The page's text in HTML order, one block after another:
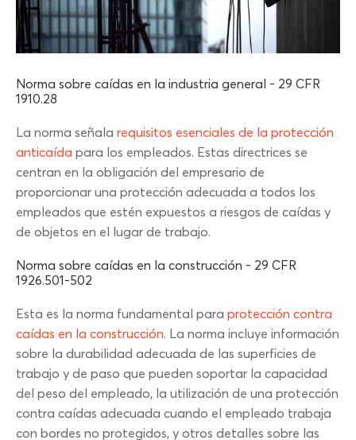
Norma sobre caídas en la industria general - 29 CFR
1910.28
La norma señala requisitos esenciales de la protección
anticaída para los empleados. Estas directrices se
centran en la obligación del empresario de
proporcionar una protección adecuada a todos los
empleados que estén expuestos a riesgos de caídas y
de objetos en el lugar de trabajo.
Norma sobre caídas en la construcción - 29 CFR
1926.501-502
Esta es la norma fundamental para protección contra
caídas en la construcción. La norma incluye información
sobre la durabilidad adecuada de las superficies de
trabajo y de paso que pueden soportar la capacidad
del peso del empleado, la utilización de una protección
contra caídas adecuada cuando el empleado trabaja
con bordes no protegidos, y otros detalles sobre las